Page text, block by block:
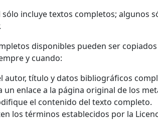
sólo incluye textos completos; algunos
disponibles pueden ser
y cuando:
autor, título y datos bibliográficos
un enlace a la página original de los
el contenido del texto completo.
los términos establecidos por la